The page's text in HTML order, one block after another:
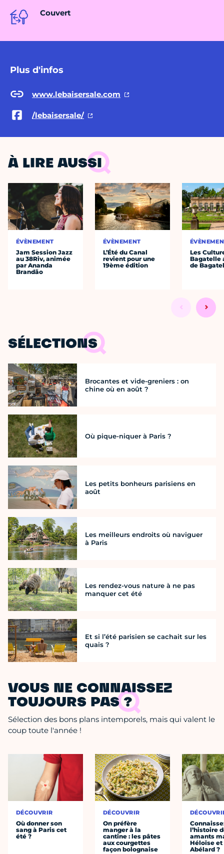
Couvert
Plus d'infos
www.lebaisersale.com
/lebaisersale/
À LIRE AUSSI
ÉVÈNEMENT
Jam Session Jazz
au 38Riv, animée
par Ananda
Brandão
ÉVÈNEMENT
L’Été du Canal
revient pour une
19ème édition
Les
Bagatelle
de
SÉLECTIONS
Brocantes et vide-greniers : on
chine où en août ?
Où pique-niquer à Paris ?
Les petits bonheurs parisiens en
août
Les meilleurs endroits où naviguer
à Paris
Les rendez-vous nature à ne pas
manquer cet été
Et si l’été parisien se cachait sur les
quais ?
VOUS NE CONNAISSEZ
TOUJOURS PAS ?
Sélection des bons plans intemporels, mais qui valent le
coup toute l'année !
DÉCOUVRIR
Où donner son
sang à Paris cet
été ?
DÉCOUVRIR
On préfère
manger à la
cantine : les pâtes
aux courgettes
façon bolognaise
l’histoire
amants
Héloïse et
Abélard ?